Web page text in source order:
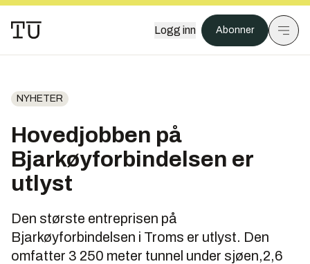
Logg inn Abonner
NYHETER
Hovedjobben på
Bjarkøyforbindelsen er
utlyst
Den største entreprisen på
Bjarkøyforbindelsen i Troms er utlyst. Den
omfatter 3 250 meter tunnel under sjøen,2,6